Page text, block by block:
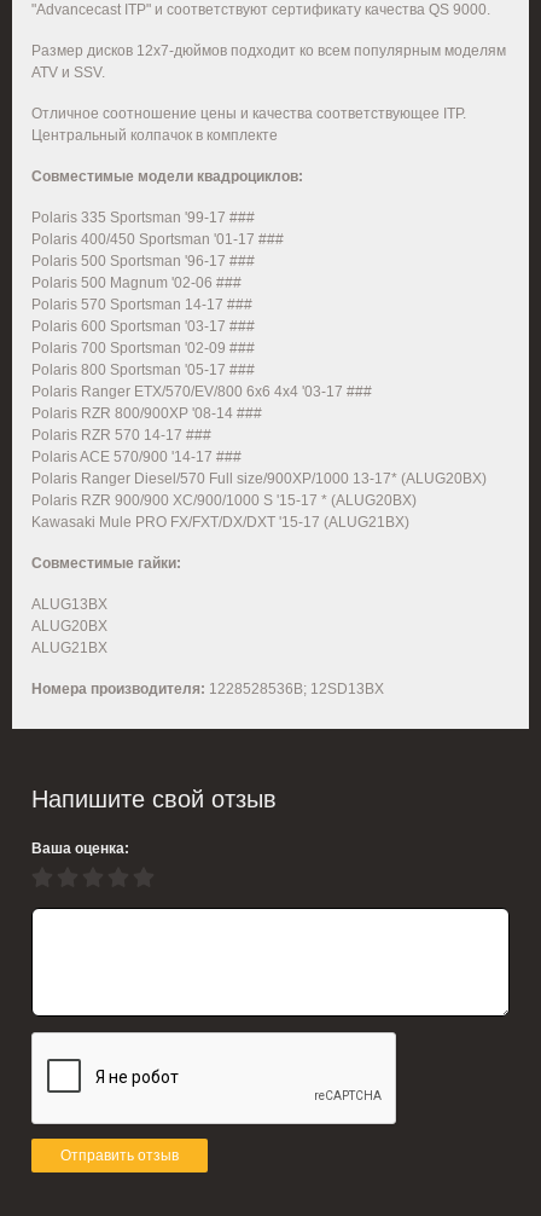
"Advancecast ITP" и соответствуют сертификату качества QS 9000.
Размер дисков 12x7-дюймов подходит ко всем популярным моделям
ATV и SSV.
Отличное соотношение цены и качества соответствующее ITP.
Центральный колпачок в комплекте
Совместимые модели квадроциклов:
Polaris 335 Sportsman '99-17 ###
Polaris 400/450 Sportsman '01-17 ###
Polaris 500 Sportsman '96-17 ###
Polaris 500 Magnum '02-06 ###
Polaris 570 Sportsman 14-17 ###
Polaris 600 Sportsman '03-17 ###
Polaris 700 Sportsman '02-09 ###
Polaris 800 Sportsman '05-17 ###
Polaris Ranger ETX/570/EV/800 6x6 4x4 '03-17 ###
Polaris RZR 800/900XP '08-14 ###
Polaris RZR 570 14-17 ###
Polaris ACE 570/900 '14-17 ###
Polaris Ranger Diesel/570 Full size/900XP/1000 13-17* (ALUG20BX)
Polaris RZR 900/900 XC/900/1000 S '15-17 * (ALUG20BX)
Kawasaki Mule PRO FX/FXT/DX/DXT '15-17 (ALUG21BX)
Совместимые гайки:
ALUG13BX
ALUG20BX
ALUG21BX
Номера производителя: 1228528536B; 12SD13BX
Напишите свой отзыв
Ваша оценка:
Отправить отзыв